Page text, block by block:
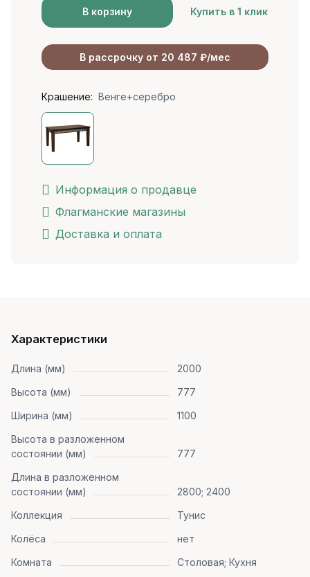
В корзину Купить в 1 клик
В рассрочку от 20 487 ₽/мес
Крашение: Венге+серебро
Информация о продавце
Флагманские магазины
Доставка и оплата
Характеристики
Длина (мм)
2000
Высота (мм)
777
Ширина (мм)
1100
Высота в разложенном
состоянии (мм)
777
Длина в разложенном
состоянии (мм)
2800; 2400
Коллекция
Тунис
Колёса
нет
Комната
Столовая; Кухня